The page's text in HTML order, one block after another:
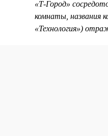
«Т-Город»
комнаты, названия
«Технология»)